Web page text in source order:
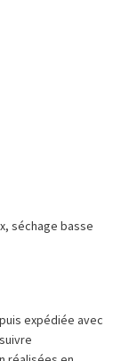
séchage basse
expédiée avec